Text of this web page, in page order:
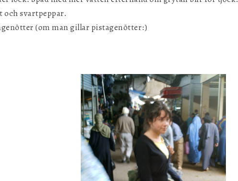
och svartpeppar.
(om man gillar pistagenötter:)